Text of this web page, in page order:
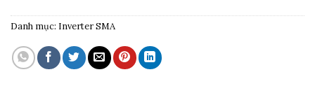
Danh mục: Inverter SMA